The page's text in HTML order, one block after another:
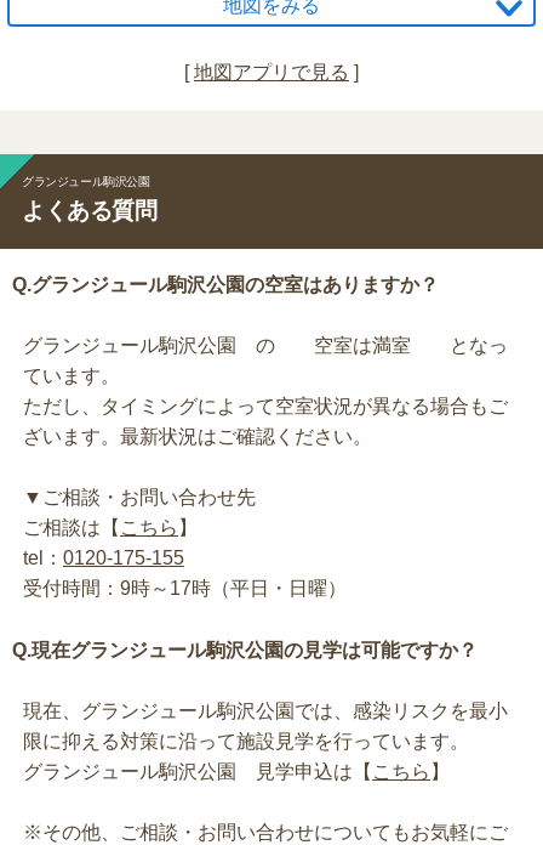
地図をみる
[地図アプリで見る ]
グランジュール駒沢公園
よくある質問
Q.グランジュール駒沢公園の空室はありますか？
グランジュール駒沢公園 の 空室は満室 となっ
ています。
ただし、タイミングによって空室状況が異なる場合もご
ざいます。最新状況はご確認ください。
▼ご相談・お問い合わせ先
ご相談は【 こちら 】
tel： 0120-175-155
受付時間：9時～17時（平日・日曜）
Q.現在グランジュール駒沢公園の見学は可能ですか？
現在、グランジュール駒沢公園では、感染リスクを最小
限に抑える対策に沿って施設見学を行っています。
グランジュール駒沢公園 見学申込は【 こちら 】
※その他、ご相談・お問い合わせについてもお気軽にご